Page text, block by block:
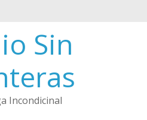
Sin
Incondicinal